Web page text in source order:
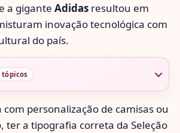
e a gigante Adidas resultou em
inovação tecnológica com
do país.
tópicos
com personalização de camisas ou
ter a tipografia correta da Seleção